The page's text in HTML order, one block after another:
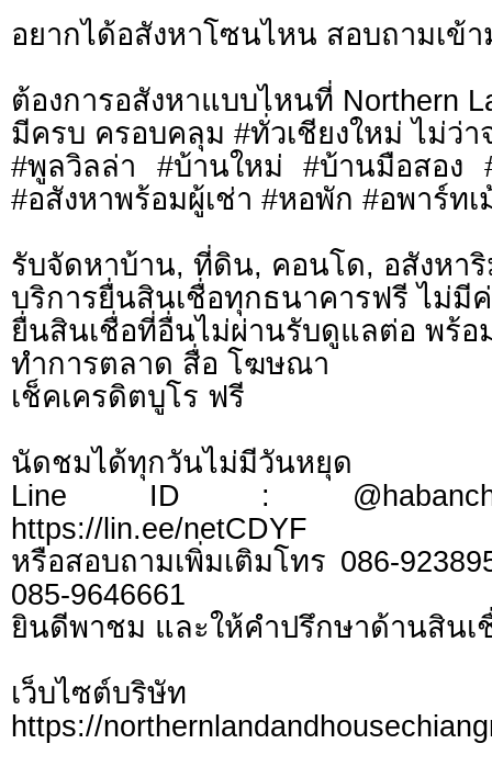
อยากได้อสังหาโซนไหน สอบถามเข้า
ต้องการอสังหาแบบไหนที่ Northern
มีครบ ครอบคลุม #ทั่วเชียงใหม่ ไม่ว่า
#พูลวิลล่า #บ้านใหม่ #บ้านมือสอง
#อสังหาพร้อมผู้เช่า #หอพัก #อพาร์ท
รับจัดหาบ้าน, ที่ดิน, คอนโด, อสังหา
บริการยื่นสินเชื่อทุกธนาคารฟรี ไม่มี
ยื่นสินเชื่อที่อื่นไม่ผ่านรับดูแลต่อ พร้อ
ทำการตลาด สื่อ โฆษณา
เช็คเครดิตบูโร ฟรี
นัดชมได้ทุกวันไม่มีวันหยุด
Line ID :
https://lin.ee/netCDYF
หรือสอบถามเพิ่มเติมโทร 086-
085-9646661
ยินดีพาชม และให้คำปรึกษาด้านสินเ
เว็บไซต์บ
https://